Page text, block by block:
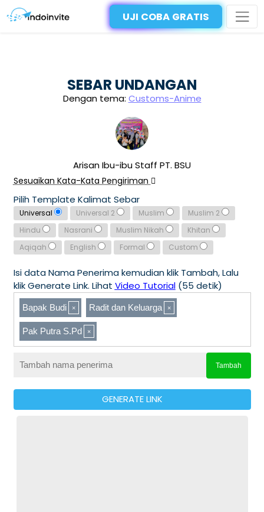
UJI COBA GRATIS
SEBAR UNDANGAN
Dengan tema: Customs-Anime
Arisan Ibu-ibu Staff PT. BSU
Sesuaikan Kata-Kata Pengiriman
Pilih Template Kalimat Sebar
Universal Universal 2 Muslim
Muslim 2
Hindu
Nasrani Muslim Nikah
Khitan
Aqiqah
English Formal Custom
Isi data Nama Penerima kemudian klik Tambah, Lalu
klik Generate Link. Lihat Video Tutorial(55 detik)
Bapak Budi Radit dan Keluarga
Pak Putra S.Pd
Tambah
GENERATE LINK